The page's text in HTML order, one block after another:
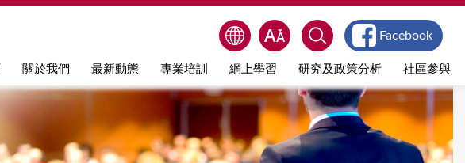
關於我們 最新動態 專業培訓 網上學習 研究及政策分析 社區參與
Facebook